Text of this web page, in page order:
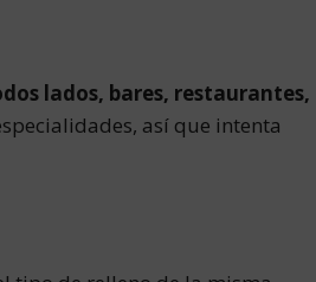
lados, bares, restaurantes,
así que intenta